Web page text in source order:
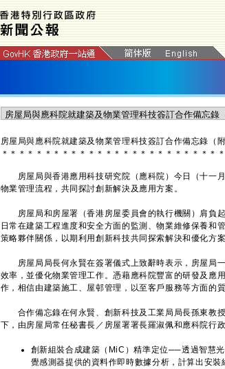
房屋局與應科院就建築及物業管理科技簽訂合作備忘錄（附
＊ ＊ ＊ ＊ ＊ ＊ ＊ ＊ ＊ ＊ ＊ ＊ ＊ ＊ ＊ ＊ ＊ ＊ ＊ ＊ ＊ ＊ ＊ ＊ ＊ ＊
房屋局與香港應用科技研究院（應科院）今日（十一
物業管理流程，共同探討創新解決及應用方案。
房屋局和房屋署（香港房屋委員會的執行機關）肩負起
日常在建築工程進度和安全方面的監測、物業維修保養和
策略夥伴關係，以期利用創新科技共同探索解決和優化方案
房屋局局長何永賢在簽署儀式上致辭時表示，房屋局一
效率，並優化物業管理工作。憑藉應科院豐富的研發及應
作，相信由建築施工、屋邨管理，以至客戶服務等方面的
合作備忘錄在何永賢、創新科技及工業局局長孫東教
下，由房屋局常任秘書長／房屋署署長羅淑佩和應科院行
創新組裝合成建築（MiC）精準定位──透過智慧
覺感測器提供的資料作即時數據分析，計算出安